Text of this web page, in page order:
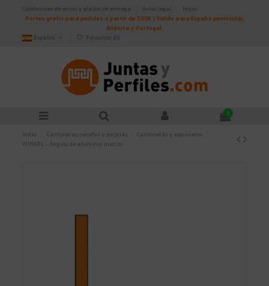
Condiciones de envío y plazos de entrega Aviso legal
Inicio
Portes gratis para pedidos a partir de 100€ | Válido para España peninsular,
Andorra y Portugal.
Español
Favoritos (0)
0
Inicio Cantoneras, cenefas y escocias
Cantoneras y esquineros
WINKEL - Ángulo de aluminio macizo